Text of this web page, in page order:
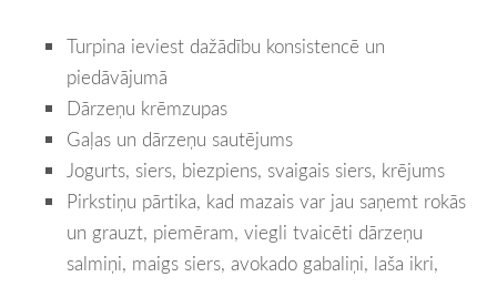
Turpina ieviest dažādību konsistencē un
piedāvājumā
Dārzeņu krēmzupas
Gaļas un dārzeņu sautējums
Jogurts, siers, biezpiens, svaigais siers, krējums
Pirkstiņu pārtika, kad mazais var jau saņemt rokās
un grauzt, piemēram, viegli tvaicēti dārzeņu
salmiņi, maigs siers, avokado gabaliņi, laša ikri,